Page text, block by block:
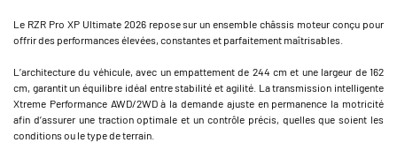
Le RZR Pro XP Ultimate 2026 repose sur un ensemble châssis moteur conçu pour
offrir des performances élevées, constantes et parfaitement maîtrisables.
L’architecture du véhicule, avec un empattement de 244 cm et une largeur de 162
cm, garantit un équilibre idéal entre stabilité et agilité. La transmission intelligente
Xtreme Performance AWD/2WD à la demande ajuste en permanence la motricité
afin d’assurer une traction optimale et un contrôle précis, quelles que soient les
conditions ou le type de terrain.